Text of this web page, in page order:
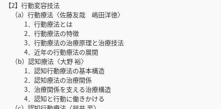
【2】行動変容技法
（a）行動療法〈佐藤友哉 嶋田洋徳〉
1．行動療法とは
2．行動療法の特徴
3．行動療法の治療原理と治療技法
4．近年の行動療法の展開
（b）認知療法〈大野 裕〉
1．認知行動療法の基本構造
2．認知療法の治療関係
3．治療関係を支える治療構造
4．認知と行動に働きかける